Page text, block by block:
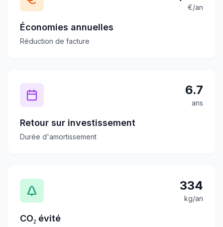
€/an
Économies annuelles
Réduction de facture
6.7
ans
Retour sur investissement
Durée d'amortissement
334
kg/an
CO₂ évité